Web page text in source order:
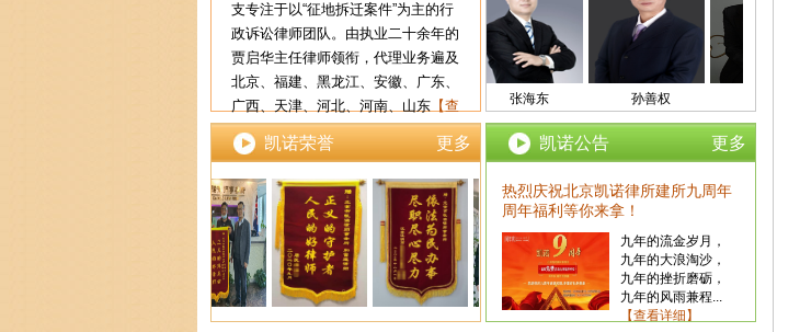
支专注于以“征地拆迁案件”为主的行
政诉讼律师团队。由执业二十余年的
贾启华主任律师领衔，代理业务遍及
北京、福建、黑龙江、安徽、广东、
广西、天津、河北、河南、山东 【查
看详细】
贾启华主任 张海东
凯诺荣誉 更多 凯诺公告 更多
热烈庆祝北京凯诺律所建所九周年
周年福利等你来拿！
九年的流金岁月，
九年的大浪淘沙，
九年的挫折磨砺，
九年的风雨兼程...
【查看详细】